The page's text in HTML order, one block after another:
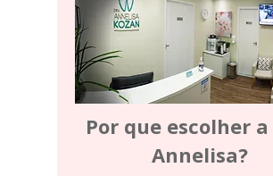
Por que escolher
Annelisa?